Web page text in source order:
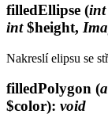
filledEllipse (int
int$height,
Nakreslí elipsu se
filledPolygon (
$color): void